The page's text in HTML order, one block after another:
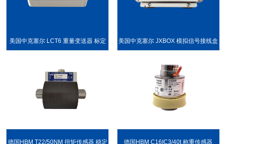
美国中克塞尔 LCT6 重量变送器 标定 美国中克塞尔 JXBOX 模拟信号接线盒
德国HBM T22/50NM 扭矩传感器 稳定 德国HBM C16IC3/40t 称重传感器